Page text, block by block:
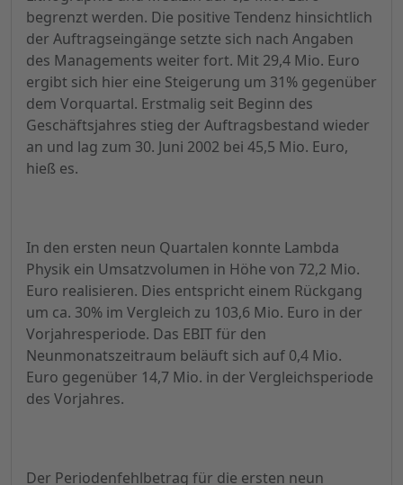
begrenzt werden. Die positive Tendenz hinsichtlich
der Auftragseingänge setzte sich nach Angaben
des Managements weiter fort. Mit 29,4 Mio. Euro
ergibt sich hier eine Steigerung um 31% gegenüber
dem Vorquartal. Erstmalig seit Beginn des
Geschäftsjahres stieg der Auftragsbestand wieder
an und lag zum 30. Juni 2002 bei 45,5 Mio. Euro,
hieß es.
In den ersten neun Quartalen konnte Lambda
Physik ein Umsatzvolumen in Höhe von 72,2 Mio.
Euro realisieren. Dies entspricht einem Rückgang
um ca. 30% im Vergleich zu 103,6 Mio. Euro in der
Vorjahresperiode. Das EBIT für den
Neunmonatszeitraum beläuft sich auf 0,4 Mio.
Euro gegenüber 14,7 Mio. in der Vergleichsperiode
des Vorjahres.
Der Periodenfehlbetrag für die ersten neun